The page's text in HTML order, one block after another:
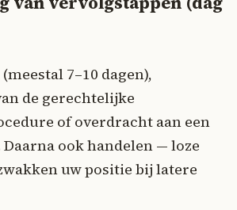
7–10 dagen),
de gerechtelijke
of overdracht aan een
ook handelen — loze
uw positie bij latere